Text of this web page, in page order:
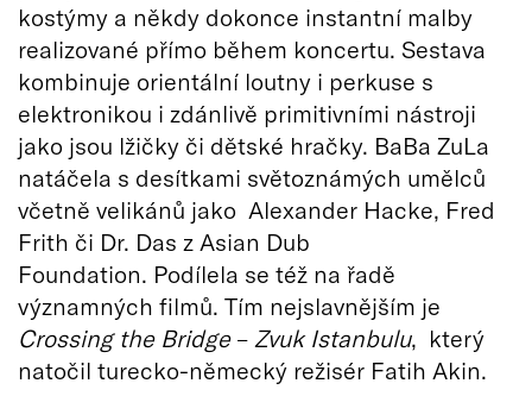
kostýmy a někdy dokonce instantní malby
realizované přímo během koncertu. Sestava
kombinuje orientální loutny i perkuse s
elektronikou i zdánlivě primitivními nástroji
jako jsou lžičky či dětské hračky. BaBa ZuLa
natáčela s desítkami světoznámých umělců
včetně velikánů jako Alexander Hacke, Fred
Frith či Dr. Das z Asian Dub
Foundation. Podílela se též na řadě
významných filmů. Tím nejslavnějším je
Crossing the Bridge– Zvuk Istanbulu, který
natočil turecko-německý režisér Fatih Akin.